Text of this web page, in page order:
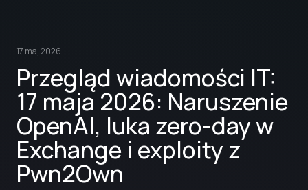
17 maj 2026
Przegląd wiadomości IT:
17 maja 2026: Naruszenie
OpenAI, luka zero-day w
Exchange i exploity z
Pwn2Own